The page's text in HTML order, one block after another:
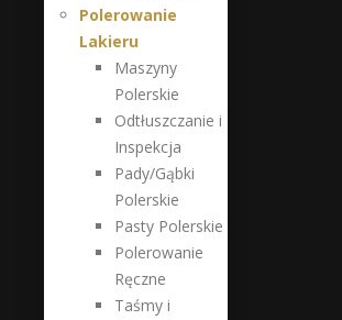
Polerowanie
Lakieru
Maszyny
Polerskie
Odtłuszczanie i
Inspekcja
Pady/Gąbki
Polerskie
Pasty Polerskie
Polerowanie
Ręczne
Taśmy i